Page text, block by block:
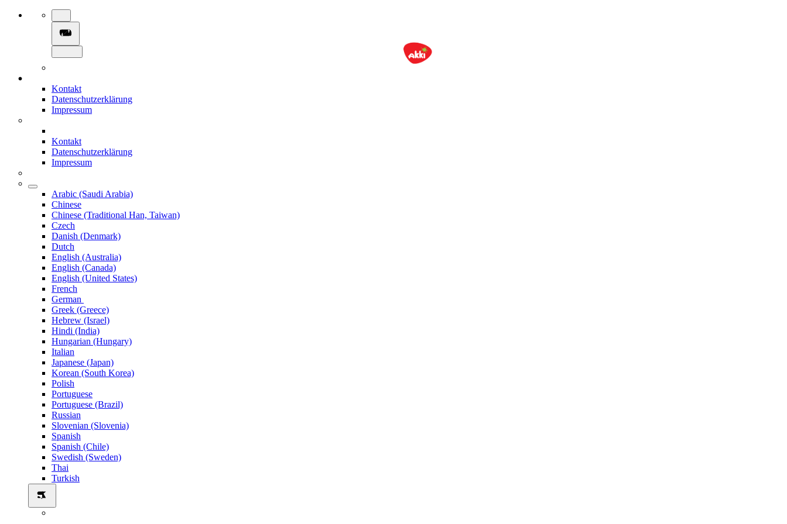
Kontakt
Datenschutzerklärung
Impressum
Kontakt
Datenschutzerklärung
Impressum
Arabic (Saudi Arabia)
Chinese
Chinese (Traditional Han, Taiwan)
Czech
Danish (Denmark)
Dutch
English (Australia)
English (Canada)
English (United States)
French
German
Greek (Greece)
Hebrew (Israel)
Hindi (India)
Hungarian (Hungary)
Italian
Japanese (Japan)
Korean (South Korea)
Polish
Portuguese
Portuguese (Brazil)
Russian
Slovenian (Slovenia)
Spanish
Spanish (Chile)
Swedish (Sweden)
Thai
Turkish